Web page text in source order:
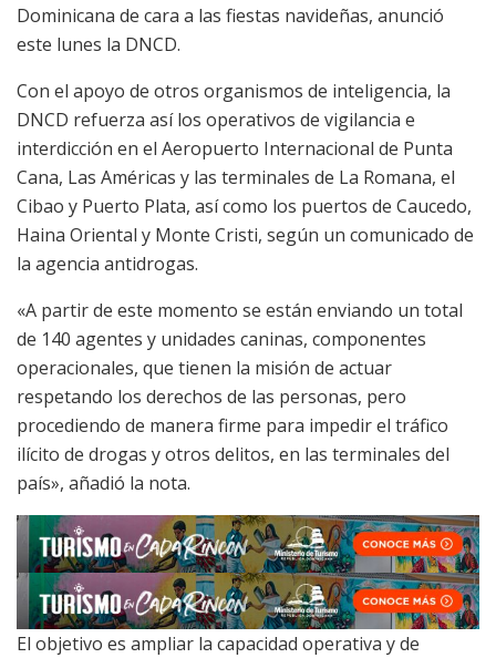
Dominicana de cara a las fiestas navideñas, anunció
este lunes la DNCD.
Con el apoyo de otros organismos de inteligencia, la
DNCD refuerza así los operativos de vigilancia e
interdicción en el Aeropuerto Internacional de Punta
Cana, Las Américas y las terminales de La Romana, el
Cibao y Puerto Plata, así como los puertos de Caucedo,
Haina Oriental y Monte Cristi, según un comunicado de
la agencia antidrogas.
«A partir de este momento se están enviando un total
de 140 agentes y unidades caninas, componentes
operacionales, que tienen la misión de actuar
respetando los derechos de las personas, pero
procediendo de manera firme para impedir el tráfico
ilícito de drogas y otros delitos, en las terminales del
país», añadió la nota.
El objetivo es ampliar la capacidad operativa y de